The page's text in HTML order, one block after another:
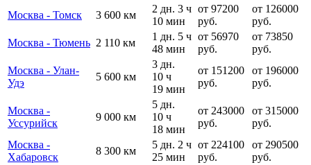
Москва - Томск
3 600 км
2 дн. 3 ч
10 мин
от 97200
руб.
от 126000
руб.
Москва - Тюмень 2 110 км
1 дн. 5 ч
48 мин
от 56970
руб.
от 73850
руб.
Москва - Улан-
Удэ
5 600 км
3 дн.
10 ч
19 мин
от 151200
руб.
от 196000
руб.
Москва -
Уссурийск
9 000 км
5 дн.
10 ч
18 мин
от 243000
руб.
от 315000
руб.
Москва -
Хабаровск
8 300 км
5 дн. 2 ч
25 мин
от 224100
руб.
от 290500
руб.